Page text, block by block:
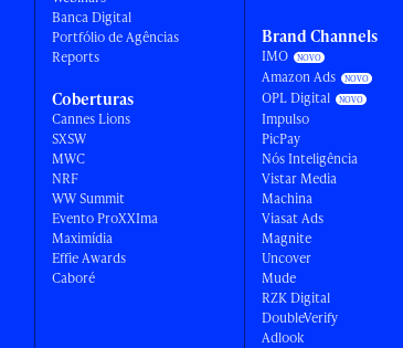
Banca Digital
Portfólio de Agências
Reports
Coberturas
Cannes Lions
SXSW
MWC
NRF
WW Summit
Evento ProXXIma
Maximídia
Effie Awards
Caboré
Brand Channels
IMO
Amazon Ads
OPL Digital
Impulso
PicPay
Nós Inteligência
Vistar Media
Machina
Viasat Ads
Magnite
Uncover
Mude
RZK Digital
DoubleVerify
Adlook